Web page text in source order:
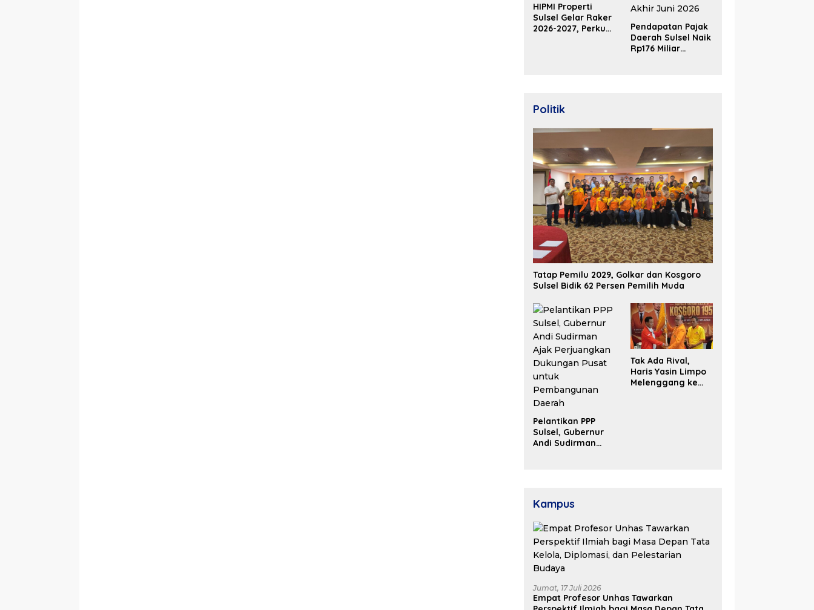
HIPMI Properti
Sulsel Gelar Raker
2026-2027, Perkuat
Pendapatan Pajak
Daerah Sulsel Naik
Rp176 Miliar
Politik
Tatap Pemilu 2029, Golkar dan Kosgoro
Sulsel Bidik 62 Persen Pemilih Muda
Pelantikan PPP
Sulsel, Gubernur
Andi Sudirman
Daerah
Tak Ada Rival,
Haris Yasin Limpo
Melenggang ke
Kampus
Jumat, 17 Juli 2026
Empat Profesor Unhas Tawarkan